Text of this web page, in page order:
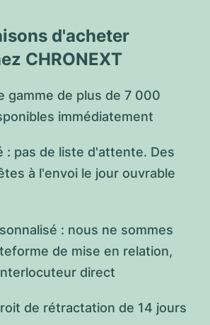
d'acheter
CHRONEXT
gamme de plus de 7 000
immédiatement
: pas de liste d'attente. Des
à l'envoi le jour ouvrable
: nous ne sommes
de mise en relation,
direct
de rétractation de 14 jours